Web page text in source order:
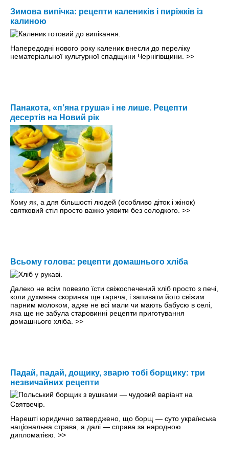
Зимова випічка: рецепти калеників і пиріжків із
калиною
Напередодні нового року каленик внесли до переліку
нематеріальної культурної спадщини Чернігівщини. >>
Панакота, «п’яна груша» і не лише. Рецепти
десертів на Новий рік
Кому як, а для більшості людей (особливо діток і жінок)
святковий стіл просто важко уявити без солодкого. >>
Всьому голова: рецепти домашнього хліба
Далеко не всім повезло їсти свіжоспечений хліб просто з печі,
коли духмяна скоринка ще гаряча, і запивати його свіжим
парним молоком, адже не всі мали чи мають бабусю в селі,
яка ще не забула старовинні рецепти приготування
домашнього хліба. >>
Падай, падай, дощику, зварю тобі борщику: три
незвичайних рецепти
Нарешті юридично затверджено, що борщ — суто українська
національна страва, а далі — справа за народною
дипломатією. >>